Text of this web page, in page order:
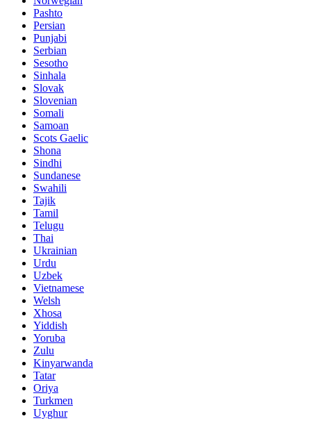
Pashto
Persian
Punjabi
Serbian
Sesotho
Sinhala
Slovak
Slovenian
Somali
Samoan
Scots Gaelic
Shona
Sindhi
Sundanese
Swahili
Tajik
Tamil
Telugu
Thai
Ukrainian
Urdu
Uzbek
Vietnamese
Welsh
Xhosa
Yiddish
Yoruba
Zulu
Kinyarwanda
Tatar
Oriya
Turkmen
Uyghur